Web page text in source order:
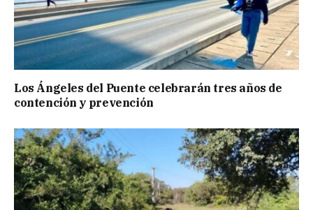
Los Ángeles del Puente celebrarán tres años de
contención y prevención